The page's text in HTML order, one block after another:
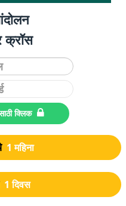
क्रॉस
संपूर्ण बातमी वाचण्यासाठी क्लिक
1 महिना
1 दिवस